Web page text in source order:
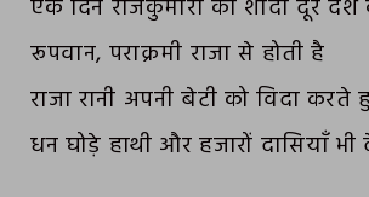
एक दिन राजकुमारी की शादी दूर
रूपवान, पराक्रमी राजा से होती है
राजा रानी अपनी बेटी को विदा करते
धन घोड़े हाथी और हजारों दासियाँ